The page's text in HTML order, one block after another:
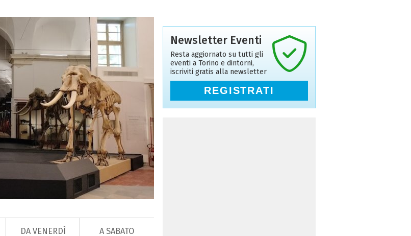
DA VENERDÌ A SABATO
Newsletter Eventi
Resta aggiornato su tutti gli
eventi a Torino e dintorni,
iscriviti gratis alla newsletter
REGISTRATI